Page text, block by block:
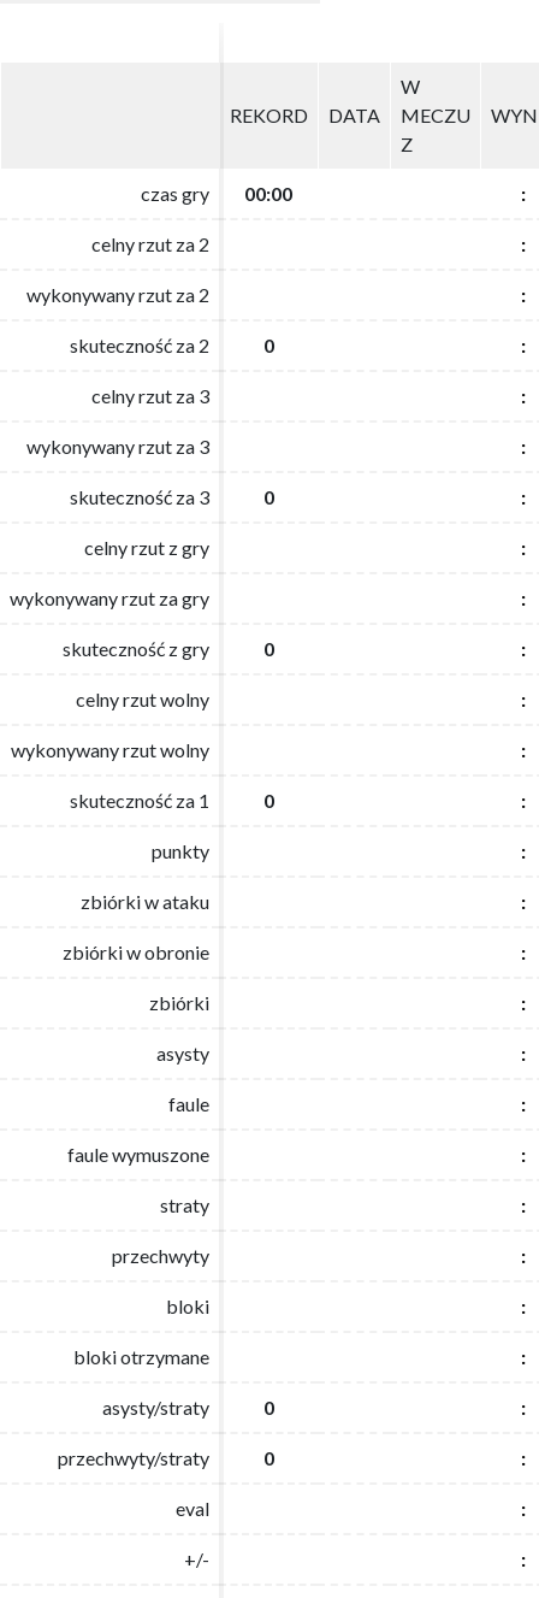
REKORD DATA
W
MECZU
Z
czas gry 00:00 :
celny rzut za 2 :
wykonywany rzut za 2 :
skuteczność za 2 0 :
celny rzut za 3 :
wykonywany rzut za 3 :
skuteczność za 3 0 :
celny rzut z gry :
wykonywany rzut za gry :
skuteczność z gry 0 :
celny rzut wolny :
wykonywany rzut wolny :
skuteczność za 1 0 :
punkty :
zbiórki w ataku :
zbiórki w obronie :
zbiórki :
asysty :
faule :
faule wymuszone :
straty :
przechwyty :
bloki :
bloki otrzymane :
asysty/straty 0 :
przechwyty/straty 0 :
eval :
+/- :
REKORD DATA
W
MECZU
Z
czas gry 00:00 :
celny rzut za 2 :
wykonywany rzut za 2 :
skuteczność za 2 0 :
celny rzut za 3 :
wykonywany rzut za 3 :
skuteczność za 3 0 :
celny rzut z gry :
wykonywany rzut za gry :
skuteczność z gry 0 :
celny rzut wolny :
wykonywany rzut wolny :
skuteczność za 1 0 :
punkty :
zbiórki w ataku :
zbiórki w obronie :
zbiórki :
asysty :
faule :
faule wymuszone :
straty :
przechwyty :
bloki :
bloki otrzymane :
asysty/straty 0 :
przechwyty/straty 0 :
eval :
+/- :